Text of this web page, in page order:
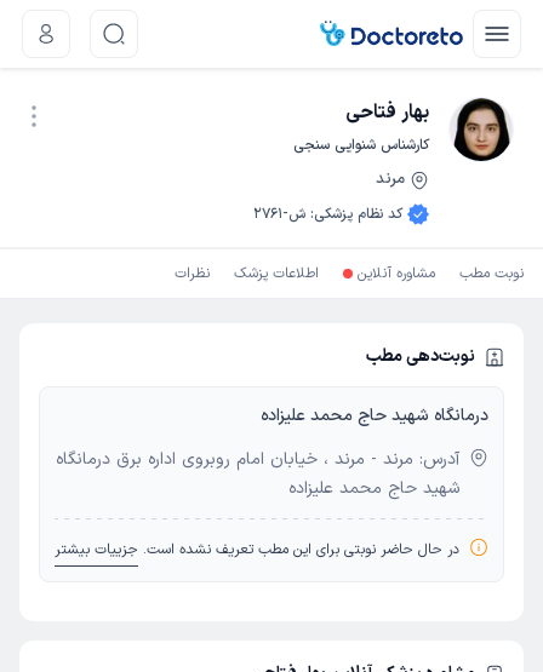
بهار فتاحی
کارشناس شنوایی سنجی
مرند
کد نظام پزشکی: ش-2761
نوبت مطب مشاوره آنلاین اطلاعات پزشک نظرات
نوبت‌دهی مطب
درمانگاه شهید حاج‌ محمد علیزاده
آدرس: مرند - مرند ، خیابان امام روبروی اداره برق درمانگاه
شهید حاج‌ محمد علیزاده
در حال حاضر نوبتی برای این مطب تعریف نشده است. جزییات بیشتر